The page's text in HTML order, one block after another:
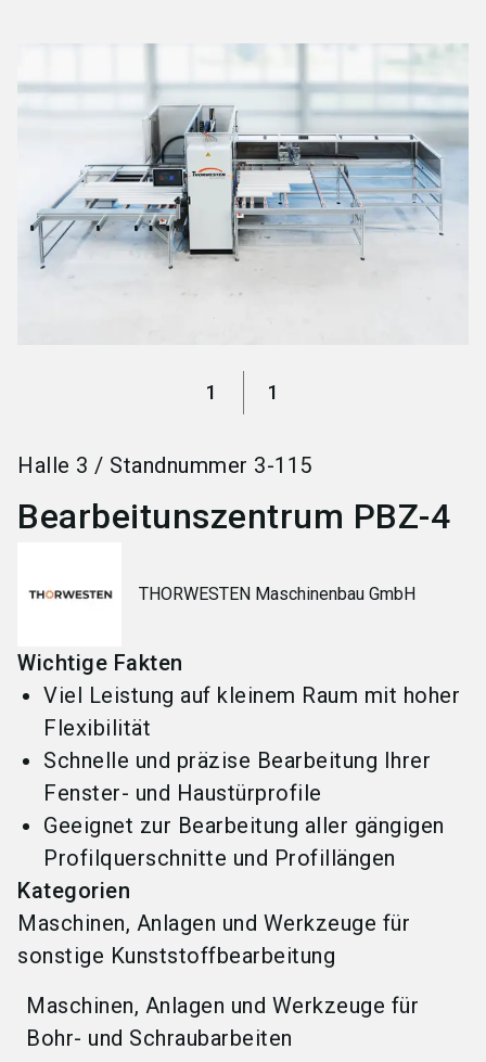
search
1 1
Halle 3 / Standnummer 3-115
Bearbeitunszentrum PBZ-4
THORWESTEN Maschinenbau GmbH
Wichtige Fakten
Viel Leistung auf kleinem Raum mit hoher
Flexibilität
Schnelle und präzise Bearbeitung Ihrer
Fenster- und Haustürprofile
Geeignet zur Bearbeitung aller gängigen
Profilquerschnitte und Profillängen
Kategorien
Maschinen, Anlagen und Werkzeuge für
sonstige Kunststoffbearbeitung
Maschinen, Anlagen und Werkzeuge für
Bohr- und Schraubarbeiten